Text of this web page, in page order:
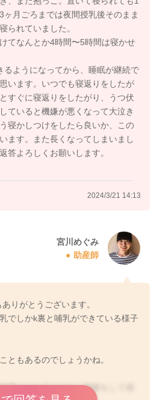
月ごろまでは夜間授乳後そのまま
られていました。
てなんとか4時間〜5時間は寝かせ
るようになってから、睡眠が継続で
います。いつでも寝返りをしたが
すぐに寝返りをしたがり、うつ伏
ていると機嫌が悪くなって大泣き
寝かしつけをしたら良いか、この
ます。また長くなってしまいまし
答よろしくお願いします。
2024/3/21 14:13
宮川めぐみ
助産師
りがとうございます。
でしかk裏と哺乳ができている様子
ともあるのでしょうかね。
勢になれるように、調整をして寝